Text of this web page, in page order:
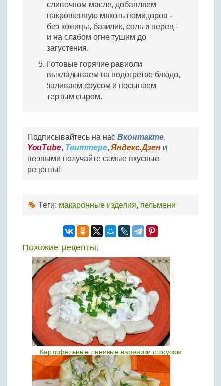
сливочном масле, добавляем
накрошенную мякоть помидоров -
без кожицы, базилик, соль и перец -
и на слабом огне тушим до
загустения.
Готовые горячие равиоли
выкладываем на подогретое блюдо,
заливаем соусом и посыпаем
тертым сыром.
Подписывайтесь на нас Вконтакте,
YouTube, Твиттере, Яндекс.Дзен и
первыми получайте самые вкусные
рецепты!
Теги: макаронные изделия, пельмени
Похожие рецепты:
Картофельные ленивые вареники с соусом